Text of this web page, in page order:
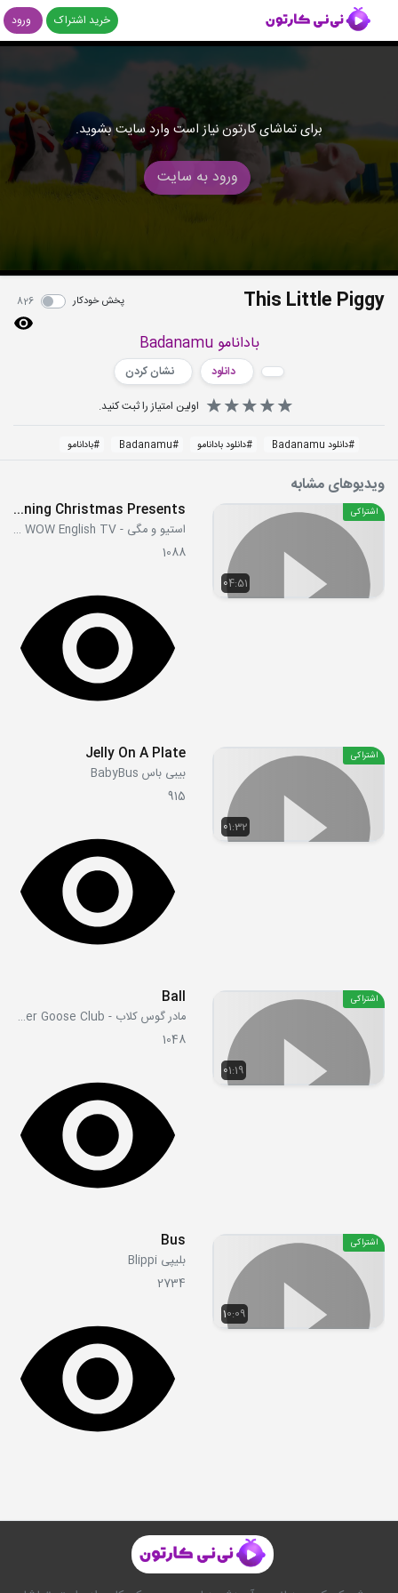
خرید اشتراک ورود
برای تماشای کارتون نیاز است وارد سایت بشوید.
ورود به سایت
This Little Piggy پخش خودکار 826
بادانامو Badanamu
دانلود
نشان کردن
اولین امتیاز را ثبت کنید.
#دانلود Badanamu #دانلود بادانامو #
Badanamu
#بادانامو
ویدیوهای مشابه
04:51
اشتراکی Opening Christmas Presents
استیو و مگی - Steve and Maggie WOW English TV
1088
01:32
اشتراکی Jelly On A Plate
بیبی باس BabyBus
915
01:19
اشتراکی Ball
مادر گوس کلاب - Mother Goose Club
1048
10:09
اشتراکی Bus
بلیپی Blippi
2734